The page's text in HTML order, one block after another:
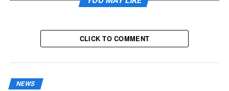
desainnya modern, bikin motor makin stylish.
motor yang tinggi dan lebar. Nyaman banget deh kalo
CLICK TO COMMENT
NEWS